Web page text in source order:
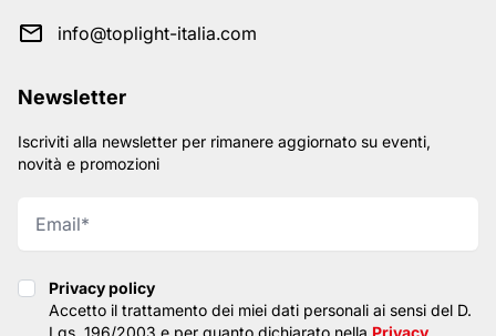
info@toplight-italia.com
Newsletter
Iscriviti alla newsletter per rimanere aggiornato su eventi,
novità e promozioni
Privacy policy
Privacy policy
Accetto il trattamento dei miei dati personali ai sensi del D.